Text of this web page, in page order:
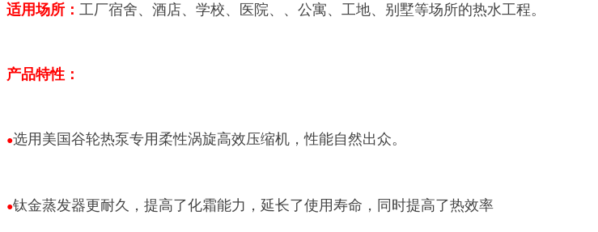
适用场所： 工厂宿舍、酒店、学校、医院、、公寓、工地、别墅等场所的热水工程。
产品特性：
●选用美国谷轮热泵专用柔性涡旋高效压缩机，性能自然出众。
●钛金蒸发器更耐久，提高了化霜能力，延长了使用寿命，同时提高了热效率